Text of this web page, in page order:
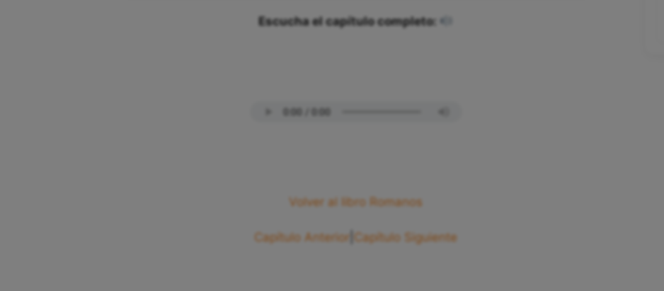
Escucha el capítulo completo:
Volver al libro Romanos
Capítulo Anterior Capítulo Siguiente